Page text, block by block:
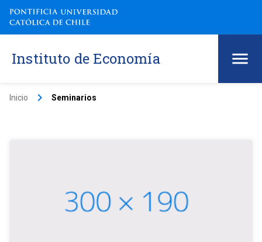
Instituto de Economía
Inicio keyboard_arrow_right Seminarios